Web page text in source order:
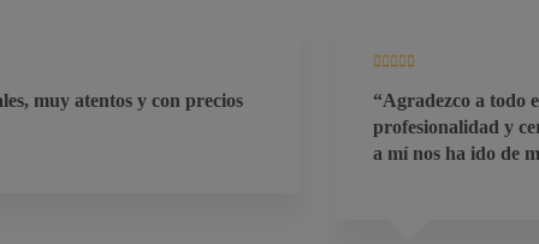
“Agradezco a todo el equipo de la clínica su
profesionalidad y cercanía!! Tanto a mi marido como
a mí nos ha ido de maravilla. Muy recomendable!!”